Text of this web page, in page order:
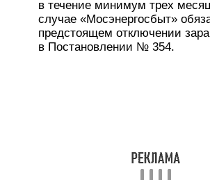
в течение минимум трех
случае «Мосэнергосбыт»
предстоящем отключении
в Постановлении № 354.
получил его на почте по любой
уведомление не считается